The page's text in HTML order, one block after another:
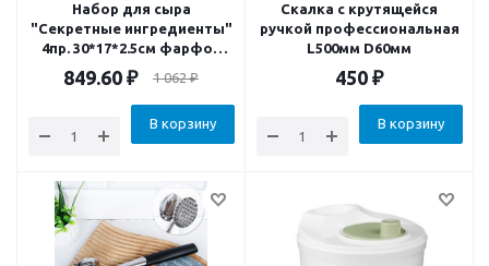
Набор для сыра
"Секретные ингредиенты"
4пр. 30*17*2.5см фарфор
бамбук
849.60 ₽ 1 062₽
В корзину
Скалка с крутящейся
ручкой профессиональная
L500мм D60мм
450 ₽
В корзину